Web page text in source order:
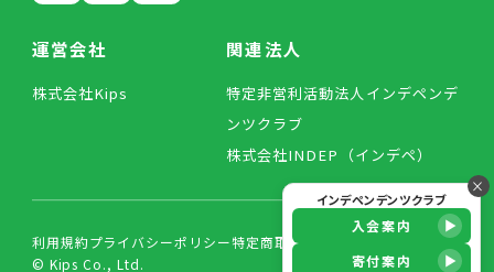
×
インデペンデンツクラブ
入会案内
寄付案内
運営会社
株式会社Kips
関連法人
特定非営利活動法人インデペンデ
ンツクラブ
株式会社INDEP（インデペ）
利用規約プライバシーポリシー特定商取引法に基づく表記
© Kips Co., Ltd.